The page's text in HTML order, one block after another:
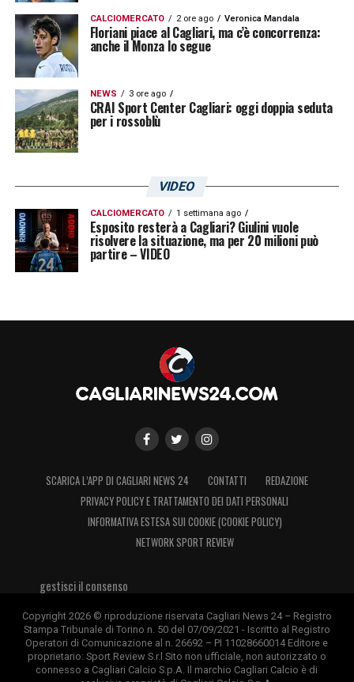
avanzato e ridefinire le gerarchie offensive in
vista della nuova stagione. La situazione
resta aperta, ma i prossimi giorni potrebbero
diventare decisivi per il futuro di
Luvumbo
. IlCagliariè disposto ad
assecondare la volontà del giocatore, ma
solo davanti a una formula ritenuta adeguata!
Gaetano, Mina in bilico. La nostra intervista
a Festa
CALCIOMERCATO 2 ore ago Veronica Mandala
Floriani piace al Cagliari, ma c’è concorrenza:
anche il Monza lo segue
NEWS 3 ore ago
CRAI Sport Center Cagliari: oggi doppia seduta
per i rossoblù
VIDEO
CALCIOMERCATO 1 settimana ago
Esposito resterà a Cagliari? Giulini vuole
risolvere la situazione, ma per 20 milioni può
partire – VIDEO
SCARICA L’APP DI CAGLIARI NEWS 24 CONTATTI
REDAZIONE
PRIVACY POLICY E TRATTAMENTO DEI DATI PERSONALI
INFORMATIVA ESTESA SUI COOKIE (COOKIE POLICY)
NETWORK SPORT REVIEW
gestisci il consenso
Copyright 2026 © riproduzione riservata Cagliari News 24 – Registro
Stampa Tribunale di Torino n. 50 del 07/09/2021 - Iscritto al Registro
Operatori di Comunicazione al n. 26692 – PI 11028660014 Editore e
proprietario: Sport Review S.r.l Sito non ufficiale, non autorizzato o
connesso a Cagliari Calcio S.p.A. Il marchio Cagliari Calcio è di